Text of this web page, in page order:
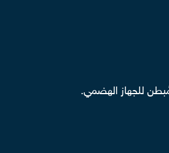
للجهاز الهضمي.